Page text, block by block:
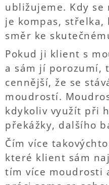
ubližujeme. Kdy se
je kompas, střelka,
směr ke
Pokud ji klient s
a sám jí porozumí,
cennější, že se
moudrostí.
kdykoliv využít při
překážky, dalšího
Čím více
které klient sám
tím více moudrosti